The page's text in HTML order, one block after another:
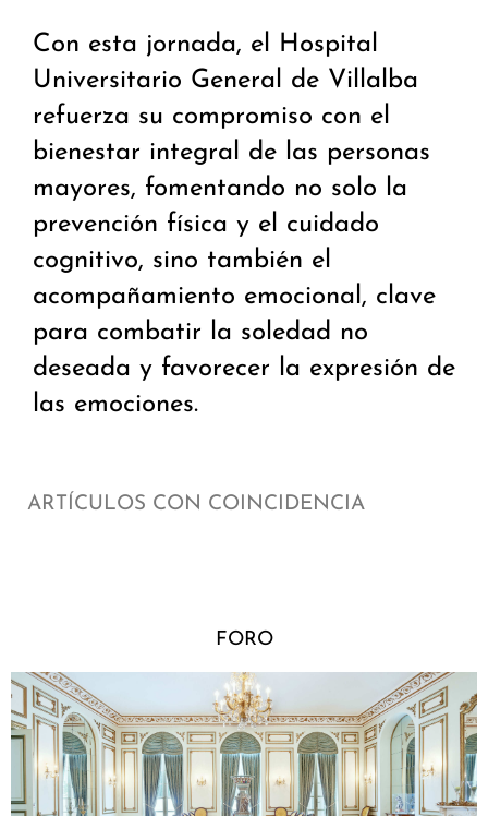
Con esta jornada, el Hospital
Universitario General de Villalba
refuerza su compromiso con el
bienestar integral de las personas
mayores, fomentando no solo la
prevención física y el cuidado
cognitivo, sino también el
acompañamiento emocional, clave
para combatir la soledad no
deseada y favorecer la expresión de
las emociones.
ARTÍCULOS CON COINCIDENCIA
FORO